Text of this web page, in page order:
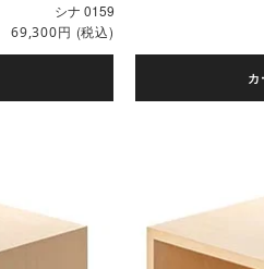
シナ 0159
69,300円 (税込)
カ